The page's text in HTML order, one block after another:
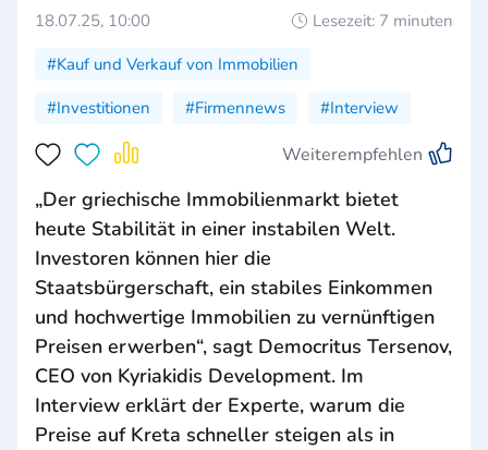
18.07.25, 10:00
Lesezeit: 7 minuten
#Kauf und Verkauf von Immobilien
#Investitionen
#Firmennews #Interview
Weiterempfehlen
„Der griechische Immobilienmarkt bietet
heute Stabilität in einer instabilen Welt.
Investoren können hier die
Staatsbürgerschaft, ein stabiles Einkommen
und hochwertige Immobilien zu vernünftigen
Preisen erwerben“, sagt Democritus Tersenov,
CEO von Kyriakidis Development. Im
Interview erklärt der Experte, warum die
Preise auf Kreta schneller steigen als in